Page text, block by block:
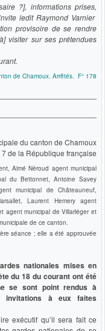
?], informations prises,
ledit Raymond Varnier
provisoire de se rendre
visiter sur ses prétendues
de Chamoux. Arrêtés. F° 178
du canton de Chamoux
de la République française
Aimé Néroud agent municipal
du Bettonnet, Antoine Savey
municipal de Châteauneuf,
Laurent Hemery agent
agent municipal de Villarléger et
de ce canton.
séance ; elle a été approuvée
nationales mises en
du 18 du courant ont été
se sont point rendus à
invitations à eux faites
exécutif qu’il sera fait ce